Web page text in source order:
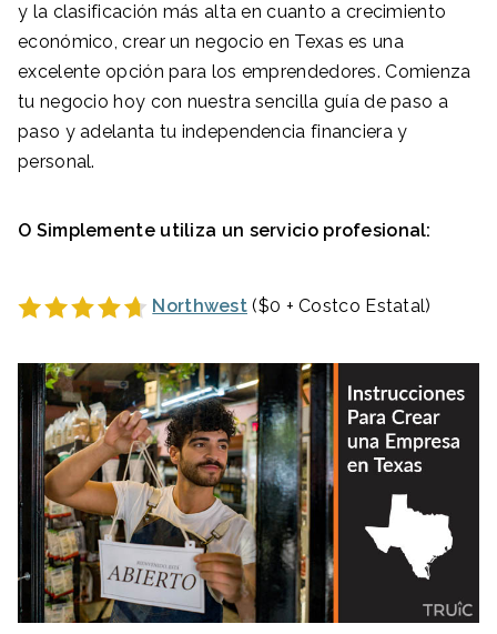
y la clasificación más alta en cuanto a crecimiento
económico, crear un negocio en Texas es una
excelente opción para los emprendedores. Comienza
tu negocio hoy con nuestra sencilla guía de paso a
paso y adelanta tu independencia financiera y
personal.
O Simplemente utiliza un servicio profesional:
Northwest ($0 + Costco Estatal)